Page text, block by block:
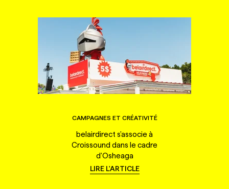
CAMPAGNES ET CRÉATIVITÉ
belairdirect s'associe à
Croissound dans le cadre
d'Osheaga
LIRE L'ARTICLE